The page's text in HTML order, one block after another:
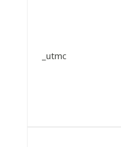
_utmc